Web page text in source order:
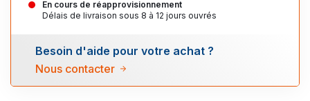
En cours de réapprovisionnement
Délais de livraison sous 8 à 12 jours ouvrés
Besoin d'aide pour votre achat ?
Nous contacter